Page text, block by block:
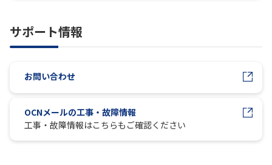
各種ダウンロード
お問い合わせ
履歴・お気に入り
サポート情報
お問い合わせ
OCNメールの工事・故障情報
工事・故障情報はこちらもご確認ください